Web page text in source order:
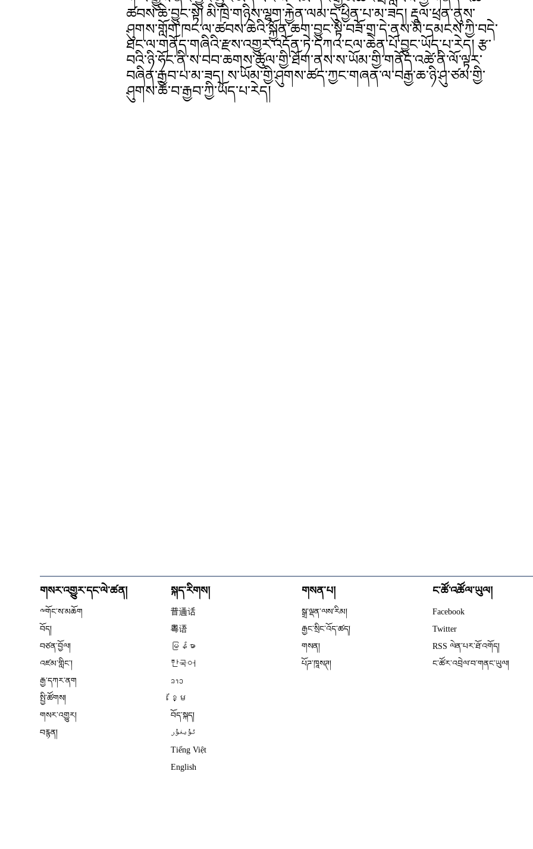
ཚབས་ཆེ་བྱུང་སྟེ། མི་ཁྲི་གཉིས་ལྷག་རྐྱེན་ལམ་དུ་ཕྱིན་པ་མ་ཟད། རྡུལ་ཕྲན་ནུས་
ཤུགས་གློག་ཁང་ལ་ཚབས་ཆེའི་སྐྱོན་ཆག་བྱུང་སྟེ་བཟོ་གྲ་དེ་ནས་མི་དམངས་ཀྱི་བདེ་
ཐང་ལ་གནོད་གཞིའི་རྫས་འགྱུར་འདོན་ཏེ་དཀའ་ངལ་ཆེན་པོ་བྱུང་ཡོད་པ་རེད། རྩ་
བའི་ཉི་ཧོང་ནི་ས་བབ་ཆགས་ཚུལ་གྱི་ཐོག་ནས་ས་ཡོམ་གྱི་གནོད་འཚེ་ནི་ལོ་ལྟར་
བཞིན་རྒྱབ་པ་མ་ཟད། ས་ཡོམ་གྱི་ཤུགས་ཚད་ཀྱང་གཞན་ལ་བརྒྱ་ཆ་ཉི་ཤུ་ཙམ་གྱི་
ཤུགས་ཆེ་བ་རྒྱབ་ཀྱི་ཡོད་པ་རེད།
གསར་འགྱུར་དང་ལེ་ཚན།
༸གོང་ས་མཆོག
བོད།
བཙན་བྱོལ།
འཛམ་གླིང༌།
རྒྱ་དཀར་ནག
སྤྱི་ཚོགས།
གསར་འགྱུར།
བརྙན།
སྐད་རིགས།
普通话
粤语
မြန်မာ
한국어
ລາວ
ខ្មែ
བོད་སྐད།
ئۇيغۇر
Tiếng Việt
English
གསན་པ།
སྒྲ་ལྡན་ལས་རིམ།
རྒྱང་སྲིང་འོད་ཚད།
གསན།
པོཌ་ཁཱསཊ།
ང་ཚོ་འཚོལ་ཡུལ།
Facebook
Twitter
RSS ལེན་པར་ཐོ་འགོད།
ང་ཚོར་འབྲེལ་བ་གནང་ཡུལ།